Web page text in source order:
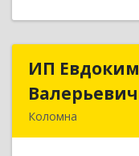
ИП
Валерьевич
Коломна